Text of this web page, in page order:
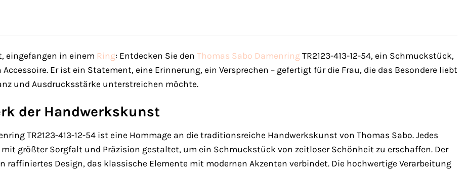
eingefangen in einem Ring: Entdecken Sie den Thomas Sabo Damenring TR2123-413-12-54, ein Schmuckstück,
Er ist ein Statement, eine Erinnerung, ein Versprechen – gefertigt für die Frau, die das Besondere liebt
und Ausdrucksstärke unterstreichen möchte.
der Handwerkskunst
TR2123-413-12-54 ist eine Hommage an die traditionsreiche Handwerkskunst von Thomas Sabo. Jedes
mit größter Sorgfalt und Präzision gestaltet, um ein Schmuckstück von zeitloser Schönheit zu erschaffen. Der
raffiniertes Design, das klassische Elemente mit modernen Akzenten verbindet. Die hochwertige Verarbeitung